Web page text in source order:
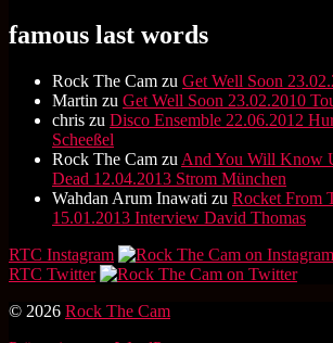
famous last words
Rock The Cam zu Get Well Soon
Martin zu Get Well Soon 23.02.2010
chris zu Disco Ensemble 22.06.2012
Scheeßel
Rock The Cam zu And You Will Know
Dead 12.04.2013 Strom München
Wahdan Arum Inawati zu Rocket From
15.01.2013 Interview David Thomas
RTC Instagram
RTC Twitter
© 2026 Rock The Cam